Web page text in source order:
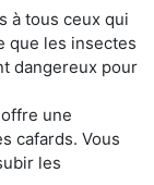
à tous ceux qui
que les insectes
dangereux pour
une
cafards. Vous
les